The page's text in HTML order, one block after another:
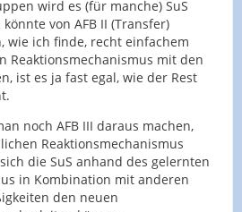
wird es (für manche) SuS
von AFB II (Transfer)
wie ich finde, recht einfachem
Reaktionsmechanismus mit den
ist es ja fast egal, wie der Rest
noch AFB III daraus machen,
Reaktionsmechanismus
die SuS anhand des gelernten
in Kombination mit anderen
den neuen